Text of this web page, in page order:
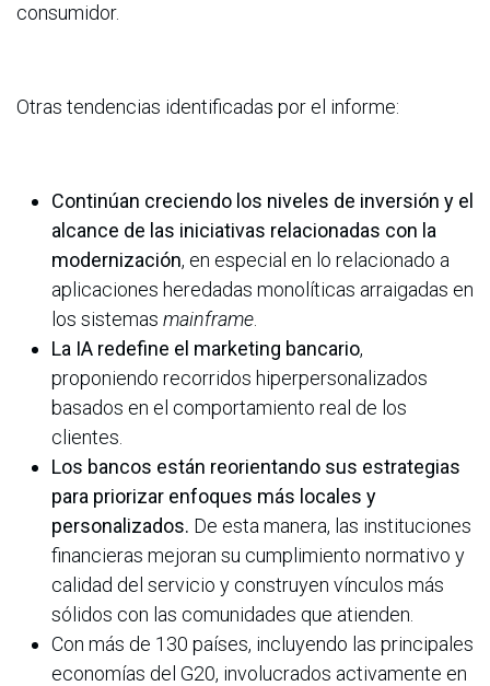
consumidor.
Otras tendencias identificadas por el informe:
Continúan creciendo los niveles de inversión y el
alcance de las iniciativas relacionadas con la
modernización, en especial en lo relacionado a
aplicaciones heredadas monolíticas arraigadas en
los sistemas mainframe.
La IA redefine el marketing bancario,
proponiendo recorridos hiperpersonalizados
basados en el comportamiento real de los
clientes.
Los bancos están reorientando sus estrategias
para priorizar enfoques más locales y
personalizados. De esta manera, las instituciones
financieras mejoran su cumplimiento normativo y
calidad del servicio y construyen vínculos más
sólidos con las comunidades que atienden.
Con más de 130 países, incluyendo las principales
economías del G20, involucrados activamente en